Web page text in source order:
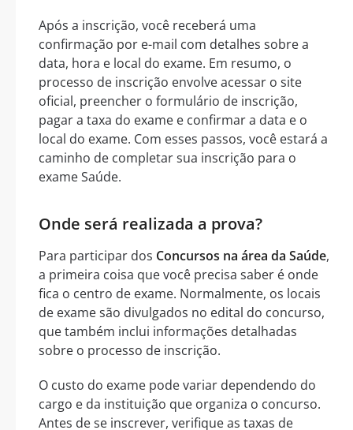
Após a inscrição, você receberá uma
confirmação por e-mail com detalhes sobre a
data, hora e local do exame. Em resumo, o
processo de inscrição envolve acessar o site
oficial, preencher o formulário de inscrição,
pagar a taxa do exame e confirmar a data e o
local do exame. Com esses passos, você estará a
caminho de completar sua inscrição para o
exame Saúde.
Onde será realizada a prova?
Para participar dos Concursos na área da Saúde,
a primeira coisa que você precisa saber é onde
fica o centro de exame. Normalmente, os locais
de exame são divulgados no edital do concurso,
que também inclui informações detalhadas
sobre o processo de inscrição.
O custo do exame pode variar dependendo do
cargo e da instituição que organiza o concurso.
Antes de se inscrever, verifique as taxas de